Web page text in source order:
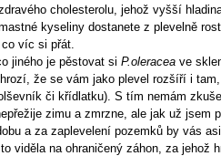
cholesterolu, jehož vyšší
kyseliny dostanete z plevelně
co víc si přát.
jiného je pěstovat si P.oleracea ve
že se vám jako plevel rozšíří i
či křídlatku). S tím nemám
zimu a zmrzne, ale jak už jsem
a za zaplevelení pozemků by vás
viděla na ohraničený záhon, za jehož